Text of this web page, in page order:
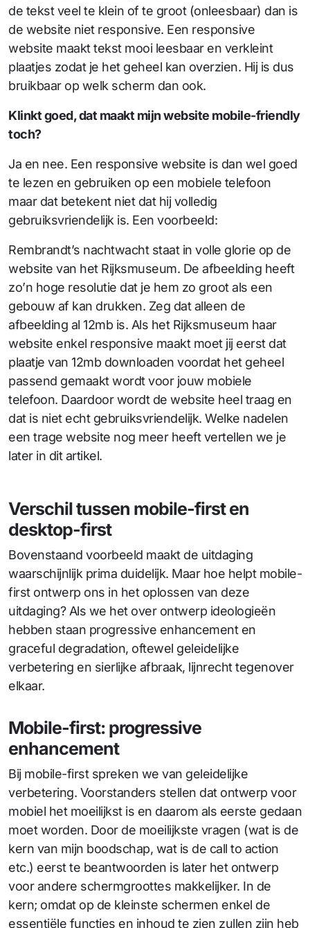
de tekst veel te klein of te groot (onleesbaar) dan is
de website niet responsive. Een responsive
website maakt tekst mooi leesbaar en verkleint
plaatjes zodat je het geheel kan overzien. Hij is dus
bruikbaar op welk scherm dan ook.
Klinkt goed, dat maakt mijn website mobile-friendly
toch?
Ja en nee. Een responsive website is dan wel goed
te lezen en gebruiken op een mobiele telefoon
maar dat betekent niet dat hij volledig
gebruiksvriendelijk is. Een voorbeeld:
Rembrandt’s nachtwacht staat in volle glorie op de
website van het Rijksmuseum. De afbeelding heeft
zo’n hoge resolutie dat je hem zo groot als een
gebouw af kan drukken. Zeg dat alleen de
afbeelding al 12mb is. Als het Rijksmuseum haar
website enkel responsive maakt moet jij eerst dat
plaatje van 12mb downloaden voordat het geheel
passend gemaakt wordt voor jouw mobiele
telefoon. Daardoor wordt de website heel traag en
dat is niet echt gebruiksvriendelijk. Welke nadelen
een trage website nog meer heeft vertellen we je
later in dit artikel.
Verschil tussen mobile-first en
desktop-first
Bovenstaand voorbeeld maakt de uitdaging
waarschijnlijk prima duidelijk. Maar hoe helpt mobile-
first ontwerp ons in het oplossen van deze
uitdaging? Als we het over ontwerp ideologieën
hebben staan progressive enhancement en
graceful degradation, oftewel geleidelijke
verbetering en sierlijke afbraak, lijnrecht tegenover
elkaar.
Mobile-first: progressive
enhancement
Bij mobile-first spreken we van geleidelijke
verbetering. Voorstanders stellen dat ontwerp voor
mobiel het moeilijkst is en daarom als eerste gedaan
moet worden. Door de moeilijkste vragen (wat is de
kern van mijn boodschap, wat is de call to action
etc.) eerst te beantwoorden is later het ontwerp
voor andere schermgroottes makkelijker. In de
kern; omdat op de kleinste schermen enkel de
essentiële functies en inhoud te zien zullen zijn heb